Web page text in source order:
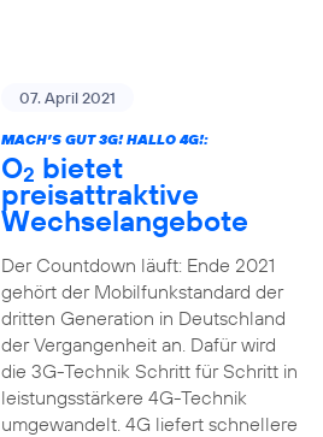
07. April 2021
MACH’S GUT 3G! HALLO 4G!:
O2 bietet
preisattraktive
Wechselangebote
Der Countdown läuft: Ende 2021
gehört der Mobilfunkstandard der
dritten Generation in Deutschland
der Vergangenheit an. Dafür wird
die 3G-Technik Schritt für Schritt in
leistungsstärkere 4G-Technik
umgewandelt. 4G liefert schnellere